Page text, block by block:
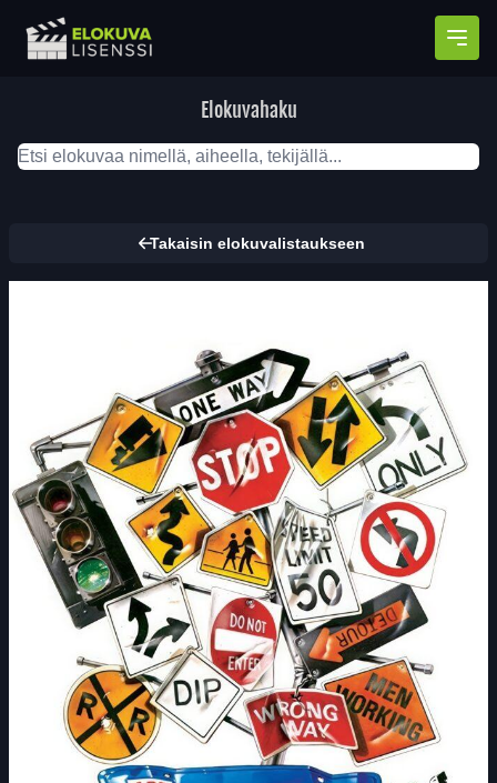
Elokuvahaku
Takaisin elokuvalistaukseen